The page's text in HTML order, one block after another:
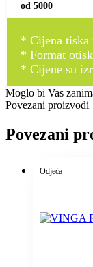
od 5000
* Cijena tiska
* Format
* Cijene su
Moglo bi Vas
Povezani proizvodi
Povezani
Odjeća